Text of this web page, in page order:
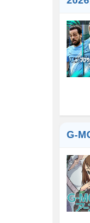
G-